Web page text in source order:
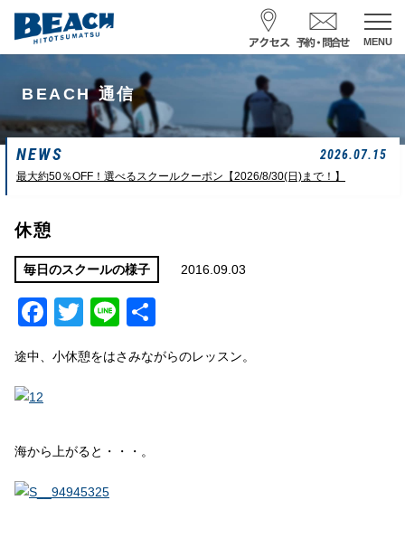
MENU
スクール予約・お問合せ
レンタル予約
サーフ ナミイーヨ
0475-32-7314
一松海岸波情報
サイズ
ムネカタ前後
状態
ややザワ
BEACH 通信
NEWS 2026.07.15
最大約50％OFF！選べるスクールクーポン【2026/8/30(日)まで！】
休憩
毎日のスクールの様子 2016.09.03
Facebook
Twitter
Line
途中、小休憩をはさみながらのレッスン。
海から上がると・・・。